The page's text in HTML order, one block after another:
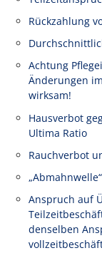
Rückzahlung
Achtung
Änderungen
wirksam!
Hausverbot
Ultima Ratio
Rauchverbot
Anspruch auf
denselben